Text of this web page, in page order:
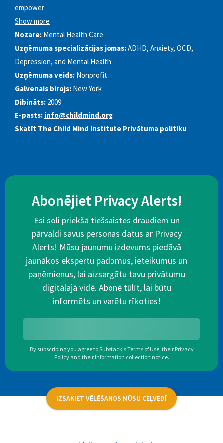
empower
Show more
Nozare: Mental Health Care
Uzņēmuma specializācijas jomas:ADHD, Anxiety, OCD,
Depression, and Mental Health
Uzņēmuma veids: Nonprofit
Galvenais birojs: New York
Dibināts: 2009
E-pasts: info@childmind.org
Skatīt The Child Mind Institute Privātuma politiku
Abonējiet Privacy Alerts!
Esi soli priekšā tiešsaistes draudiem un
pārvaldi savus personas datus ar Privacy
Alerts! Mūsu jaunumu izdevums piedāvā
jaunākos ekspertu padomus, ieteikumus un
paņēmienus, lai aizsargātu tavu privātumu
digitālajā vidē. Abonē tūlīt, lai būtu
informēts un varētu rīkoties!
By subscribing you agree toSubstack's Terms of Use, their Privacy
Policy and their Information collection notice.
IZSAKIET VĒLĒŠANOS MŪSU CEĻVEDĪ